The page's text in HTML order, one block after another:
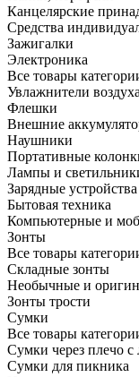
Канцелярские
Средства
Зажигалки
Электроника
Все товары
Увлажнители
Флешки
Внешние
Наушники
Портативные
Лампы и
Зарядные
Бытовая техника
Компьютерные и
Зонты
Все товары
Складные зонты
Необычные и
Зонты трости
Сумки
Все товары
Сумки через плечо с
Сумки для пикника